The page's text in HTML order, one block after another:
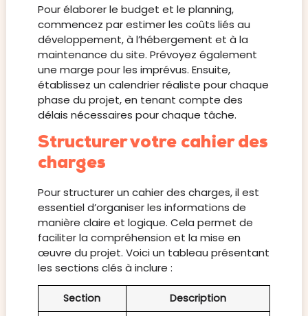
Pour élaborer le budget et le planning,
commencez par estimer les coûts liés au
développement, à l’hébergement et à la
maintenance du site. Prévoyez également
une marge pour les imprévus. Ensuite,
établissez un calendrier réaliste pour chaque
phase du projet, en tenant compte des
délais nécessaires pour chaque tâche.
Structurer votre cahier des
charges
Pour structurer un cahier des charges, il est
essentiel d’organiser les informations de
manière claire et logique. Cela permet de
faciliter la compréhension et la mise en
œuvre du projet. Voici un tableau présentant
les sections clés à inclure :
Section
Description